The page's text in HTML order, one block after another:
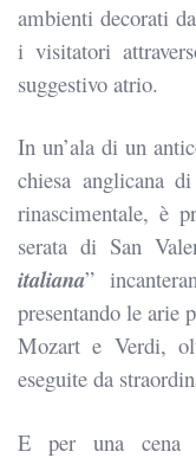
ambienti decorati
i visitatori
suggestivo atrio.
In un’ala di un
chiesa anglicana
rinascimentale, è
serata di San
italiana”
presentando le arie
Mozart e Verdi,
eseguite da
E per una cena